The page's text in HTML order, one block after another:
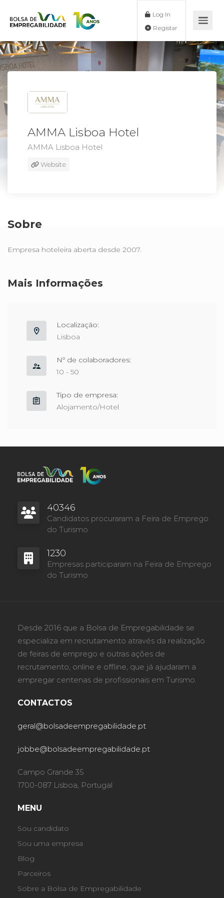
Log In
AMMA Lisboa Hotel
AMMA Lisboa Hotel
Website
Sobre
Empresa hoteleira aberta desde 2007.
Mais Informações
Localização:
Lisboa
Nº de colaboradores:
10 - 50
Tipo de empresa:
Alojamento/Hotel
40346
Candidatos procuraram a Feira de Emprego
do Turismo
1230
Empresas participaram na Feira de Emprego
do Turismo
Desde 2016 que a Bolsa de Empregabilidade se
especializa em recrutamento através da realização
de feiras de emprego e outras ações de
recrutamento, online e offline, que já ajudaram a
empregar centenas de profissionais em Turismo.
CONTACTOS
geral@bolsadeempregabilidade.pt
jobbe@bolsadeempregabilidade.pt
Campo Grande 35
1700-087 Lisboa, Portugal
MENU
Sou candidato
Sou uma empresa
Blog
Parceiros
Sobre a Bolsa de Empregabilidade